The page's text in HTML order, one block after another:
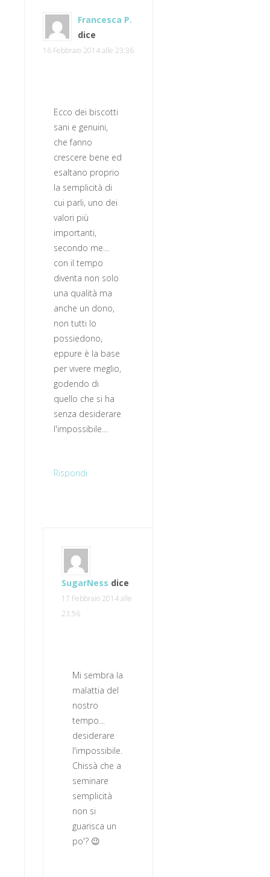
Francesca P.
dice
16 Febbraio 2014 alle 23:36
Ecco dei biscotti
sani e genuini,
che fanno
crescere bene ed
esaltano proprio
la semplicità di
cui parli, uno dei
valori più
importanti,
secondo me…
con il tempo
diventa non solo
una qualità ma
anche un dono,
non tutti lo
possiedono,
eppure è la base
per vivere meglio,
godendo di
quello che si ha
senza desiderare
l'impossibile…
Rispondi
SugarNess dice
17 Febbraio 2014 alle
23:56
Mi sembra la
malattia del
nostro
tempo…
desiderare
l'impossibile.
Chissà che a
seminare
semplicità
non si
guarisca un
po'? 😉